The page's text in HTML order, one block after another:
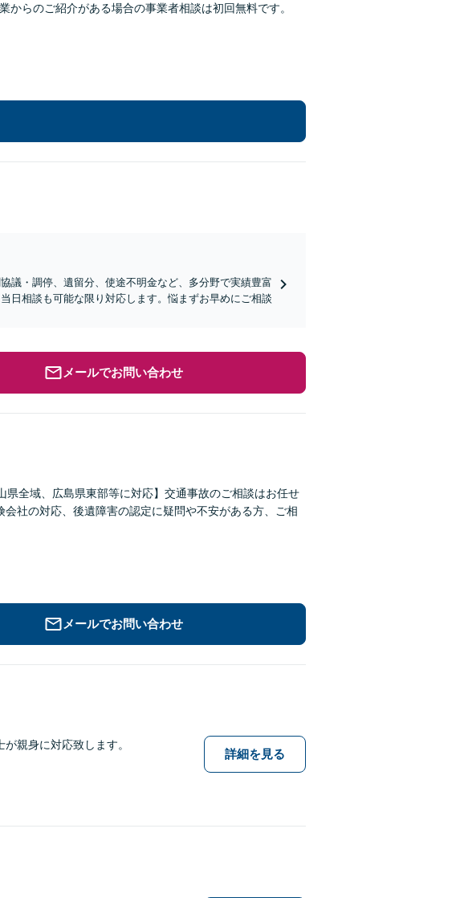
らのご紹介がある場合の事業者相談は初回無料です。
議・調停、遺留分、使途不明金など、多分野で実績豊富
日相談も可能な限り対応します。悩まずお早めにご相談
メールでお問い合わせ
県全域、広島県東部等に対応】交通事故のご相談はお任せ
社の対応、後遺障害の認定に疑問や不安がある方、ご相
メールでお問い合わせ
親身に対応致します。
詳細を見る